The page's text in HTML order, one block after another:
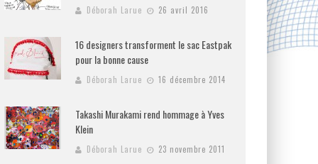
Déborah Larue 26 avril 2016
16 designers transforment le sac Eastpak
pour la bonne cause
Déborah Larue 16 décembre 2014
Takashi Murakami rend hommage à Yves
Klein
Déborah Larue 23 novembre 2011